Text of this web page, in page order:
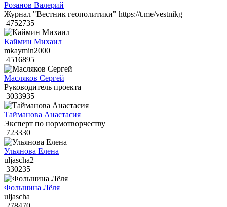
Розанов Валерий
Журнал "Вестник геополитики" https://t.me/vestnikg
4752735
Каймин Михаил
mkaymin2000
4516895
Масляков Сергей
Руководитель проекта
3033935
Тайманова Анастасия
Эксперт по нормотворчеству
723330
Ульянова Елена
uljascha2
330235
Фольшина Лёля
uljascha